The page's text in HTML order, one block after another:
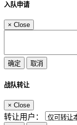
入队申请
× Close
战队转让
× Close
转让用户：